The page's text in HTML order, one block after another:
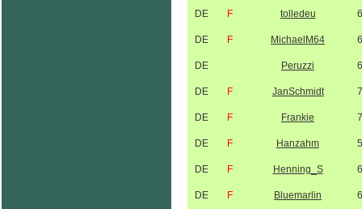
DE F tolledeu
DE F MichaelM64
DE Peruzzi
DE F JanSchmidt
DE F Frankie
DE F Hanzahm
DE F Henning_S
DE F Bluemarlin